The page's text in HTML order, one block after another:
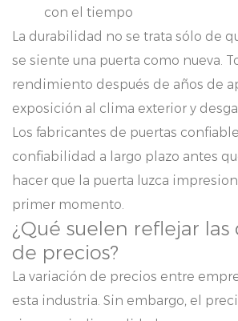
con el tiempo
La durabilidad no se trata sólo de
se siente una puerta como nueva.
rendimiento después de años de
exposición al clima exterior y
Los fabricantes de puertas
confiabilidad a largo plazo antes
hacer que la puerta luzca
primer momento.
¿Qué suelen reflejar las
de precios?
La variación de precios entre
esta industria. Sin embargo, el